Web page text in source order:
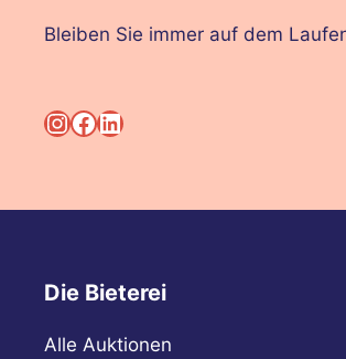
Bleiben Sie immer auf dem
Instagram
Facebook
LinkedIn
Die Bieterei
Alle Auktionen